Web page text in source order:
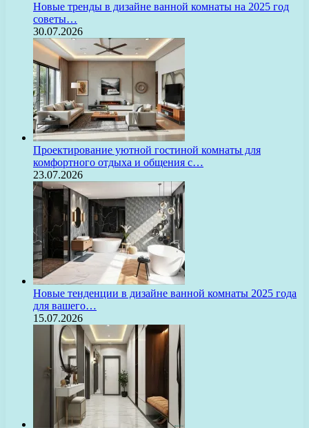
Новые тренды в дизайне ванной комнаты на 2025 год
советы…
30.07.2026
Проектирование уютной гостиной комнаты для
комфортного отдыха и общения с…
23.07.2026
Новые тенденции в дизайне ванной комнаты 2025 года
для вашего…
15.07.2026